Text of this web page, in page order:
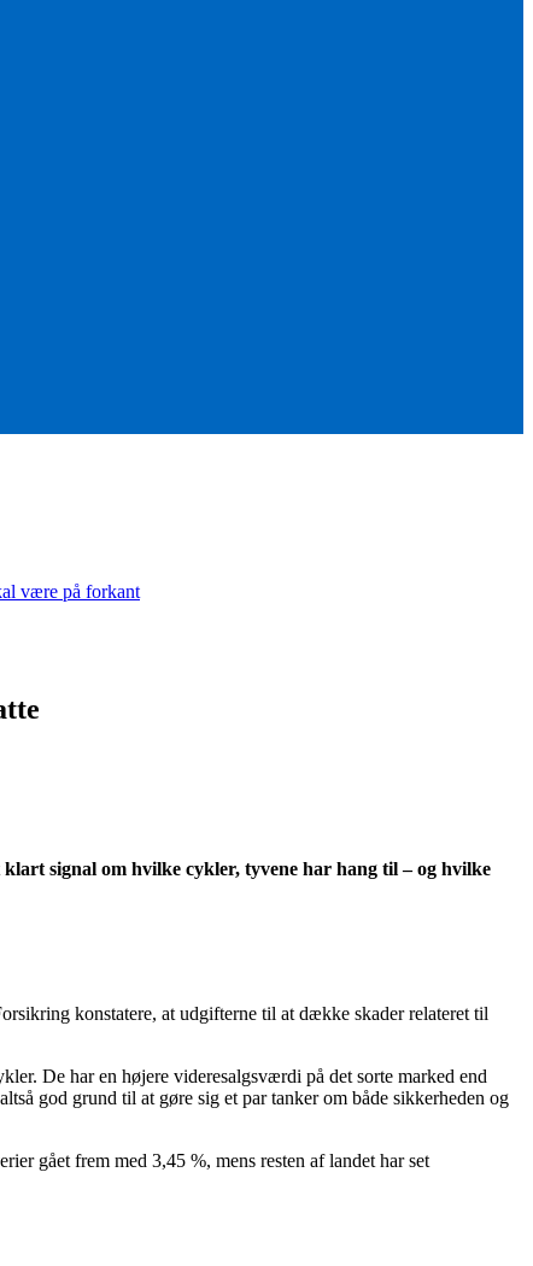
være på forkant
signal om hvilke cykler, tyvene har hang til – og hvilke
konstatere, at udgifterne til at dække skader relateret til
De har en højere videresalgsværdi på det sorte marked end
god grund til at gøre sig et par tanker om både sikkerheden og
gået frem med 3,45 %, mens resten af landet har set